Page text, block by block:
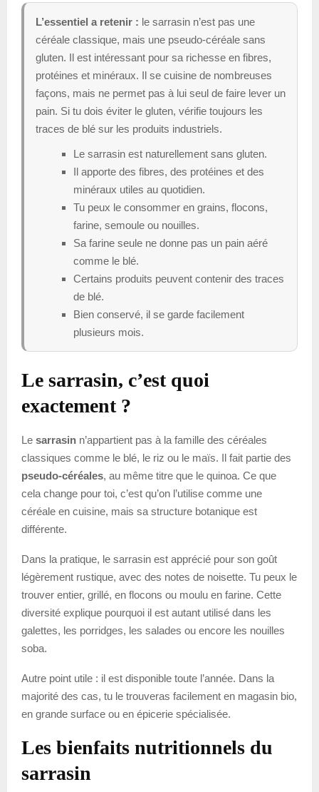
L’essentiel a retenir : le sarrasin n’est pas une
céréale classique, mais une pseudo-céréale sans
gluten. Il est intéressant pour sa richesse en fibres,
protéines et minéraux. Il se cuisine de nombreuses
façons, mais ne permet pas à lui seul de faire lever un
pain. Si tu dois éviter le gluten, vérifie toujours les
traces de blé sur les produits industriels.
Le sarrasin est naturellement sans gluten.
Il apporte des fibres, des protéines et des
minéraux utiles au quotidien.
Tu peux le consommer en grains, flocons,
farine, semoule ou nouilles.
Sa farine seule ne donne pas un pain aéré
comme le blé.
Certains produits peuvent contenir des traces
de blé.
Bien conservé, il se garde facilement
plusieurs mois.
Le sarrasin, c’est quoi
exactement ?
Le sarrasin n’appartient pas à la famille des céréales
classiques comme le blé, le riz ou le maïs. Il fait partie des
pseudo-céréales, au même titre que le quinoa. Ce que
cela change pour toi, c’est qu’on l’utilise comme une
céréale en cuisine, mais sa structure botanique est
différente.
Dans la pratique, le sarrasin est apprécié pour son goût
légèrement rustique, avec des notes de noisette. Tu peux le
trouver entier, grillé, en flocons ou moulu en farine. Cette
diversité explique pourquoi il est autant utilisé dans les
galettes, les porridges, les salades ou encore les nouilles
soba.
Autre point utile : il est disponible toute l’année. Dans la
majorité des cas, tu le trouveras facilement en magasin bio,
en grande surface ou en épicerie spécialisée.
Les bienfaits nutritionnels du
sarrasin